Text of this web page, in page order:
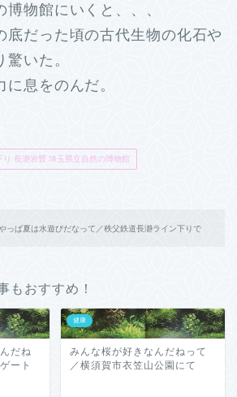
物館にいくと、、、
底だった頃の古代生物の化石や
いた。
息をのんだ。
長瀞岩畳 埼玉県立自然の博物館
っぱ夏は水遊びだなって／秩父鉄道長瀞ライン下りで
もおすすめ！
だね
ート
健康
みんな桜が好きなんだねって
／横須賀市衣笠山公園にて